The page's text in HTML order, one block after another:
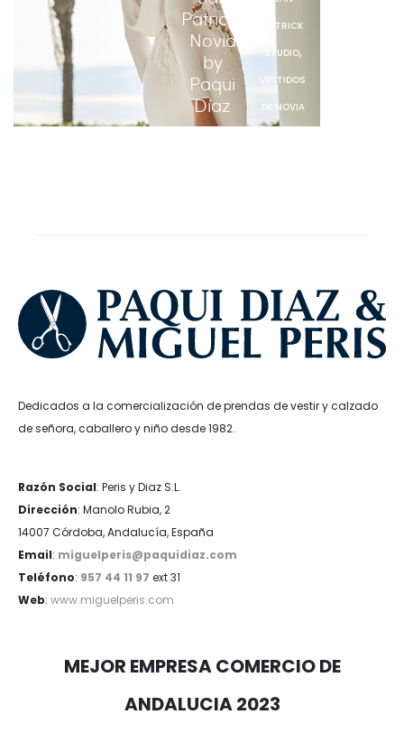
Patrick |
Novia
by
Paqui
Díaz
PATRICK
STUDIO,
VESTIDOS
DE NOVIA
Dedicados a la comercialización de prendas de vestir y calzado
de señora, caballero y niño desde 1982.
Razón Social: Peris y Diaz S.L.
Dirección: Manolo Rubia, 2
14007 Córdoba, Andalucía, España
Email: miguelperis@paquidiaz.com
Teléfono: 957 44 11 97 ext 31
Web: www.miguelperis.com
MEJOR EMPRESA COMERCIO DE
ANDALUCIA 2023